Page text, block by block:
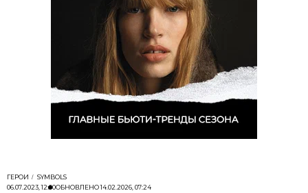
ГЕРОИ
SYMBOLS
06.07.2023, 12:00ОБНОВЛЕНО14.02.2026, 07:24